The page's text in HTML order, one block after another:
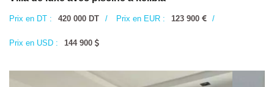
Prix en DT : 420 000 DT / Prix en EUR : 123 900 /
Prix en USD : 144 900